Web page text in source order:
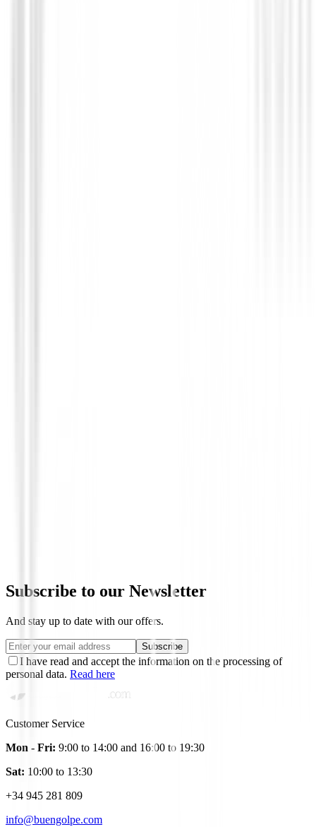
Subscribe to our Newsletter
And stay up to date with our offers.
Subscribe
I have read and accept the information on the processing of
personal data. Read here
Customer Service
Mon - Fri: 9:00 to 14:00 and 16:00 to 19:30
Sat: 10:00 to 13:30
+34 945 281 809
info@buengolpe.com